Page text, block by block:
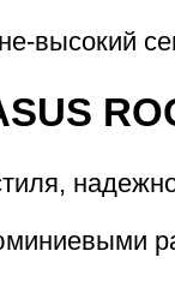
высокий